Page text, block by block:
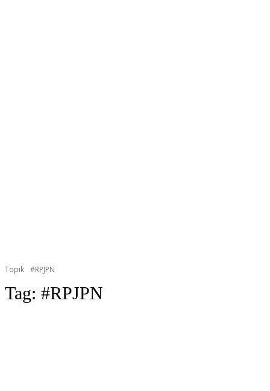
Topik #RPJPN
Tag: #RPJPN